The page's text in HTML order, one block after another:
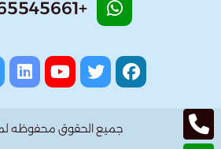
+971565545661
جميع الحقوق محفوظه